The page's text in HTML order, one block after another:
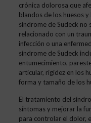
crónica dolorosa que
blandos de los huesos y
síndrome de Sudeck no
relacionado con un
infección o una
síndrome de Sudeck
entumecimiento,
articular, rigidez en los
forma y tamaño de los
El tratamiento del
síntomas y mejorar la
para controlar el dolor,